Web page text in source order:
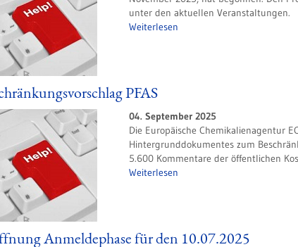
unter den aktuellen Veranstaltungen.
Weiterlesen
PFAS
04. September 2025
Die Europäische Chemikalienagentur
Hintergrunddokumentes zum
5.600 Kommentare der öffentlichen
Weiterlesen
Anmeldephase für den 10.07.2025